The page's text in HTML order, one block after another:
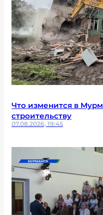
Что изменится в
строительству
07.08.2026, 19:45